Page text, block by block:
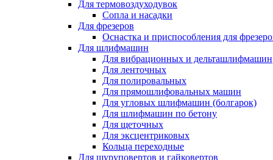
Для термовоздуходувок
Сопла и насадки
Для фрезеров
Оснастка и приспособления для
Для шлифмашин
Для вибрационных и дельташлифмашин
Для ленточных
Для полировальных
Для прямошлифовальных машин
Для угловых шлифмашин (болгарок)
Для шлифмашин по бетону
Для щеточных
Для эксцентриковых
Кольца переходные
Для шуруповертов и гайковертов